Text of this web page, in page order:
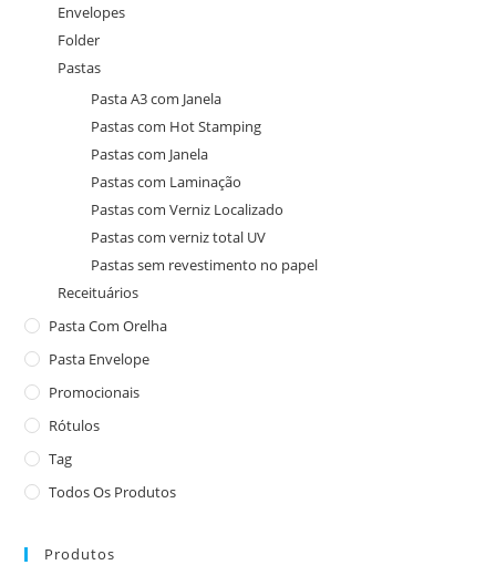
Envelopes
Folder
Pastas
Pasta A3 com Janela
Pastas com Hot Stamping
Pastas com Janela
Pastas com Laminação
Pastas com Verniz Localizado
Pastas com verniz total UV
Pastas sem revestimento no papel
Receituários
Pasta Com Orelha
Pasta Envelope
Promocionais
Rótulos
Tag
Todos Os Produtos
Produtos